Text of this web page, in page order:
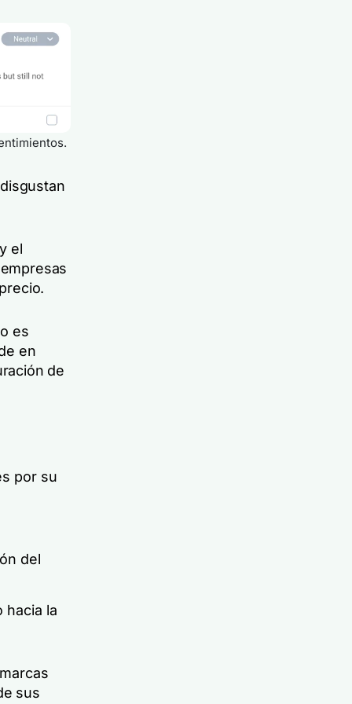
el
es
en
de
por su
del
la
sus